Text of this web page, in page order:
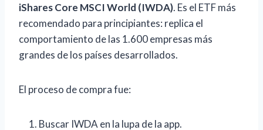
iShares Core MSCI World (IWDA). Es el ETF más
recomendado para principiantes: replica el
comportamiento de las 1.600 empresas más
grandes de los países desarrollados.
El proceso de compra fue:
Buscar IWDA en la lupa de la app.